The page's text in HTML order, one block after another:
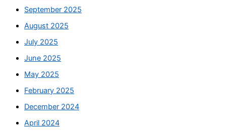
September 2025
August 2025
July 2025
June 2025
May 2025
February 2025
December 2024
April 2024